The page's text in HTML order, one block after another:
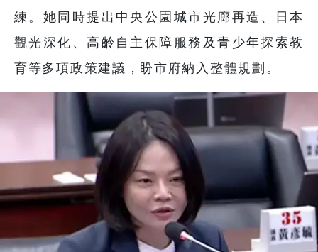
練。她同時提出中央公園城市光廊再造、日本
觀光深化、高齡自主保障服務及青少年探索教
育等多項政策建議，盼市府納入整體規劃。